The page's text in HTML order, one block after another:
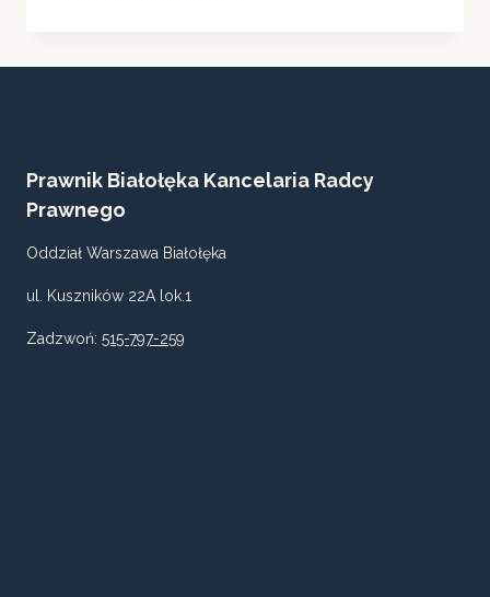
PRAWNA
Prawnik Białołęka Kancelaria Radcy
Prawnego
Oddział Warszawa Białołęka
ul. Kuszników 22A lok.1
Zadzwoń: 515-797-259